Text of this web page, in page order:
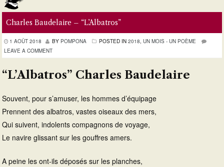
Charles Baudelaire – “L’Albatros”
1 AOÛT 2018 BY POMPONA POSTED IN 2018 UN MOIS - UN POÈME
LEAVE A COMMENT
“L’Albatros” Charles Baudelaire
Souvent, pour s’amuser, les hommes d’équipage
Prennent des albatros, vastes oiseaux des mers,
Qui suivent, indolents compagnons de voyage,
Le navire glissant sur les gouffres amers.
A peine les ont-ils déposés sur les planches,